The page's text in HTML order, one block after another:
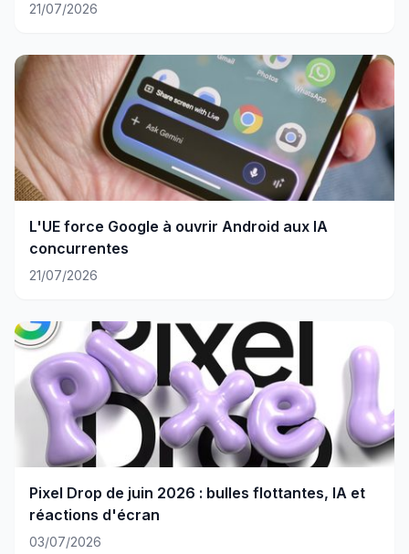
21/07/2026
L'UE force Google à ouvrir Android aux IA
concurrentes
21/07/2026
Pixel Drop de juin 2026 : bulles flottantes, IA et
réactions d'écran
03/07/2026